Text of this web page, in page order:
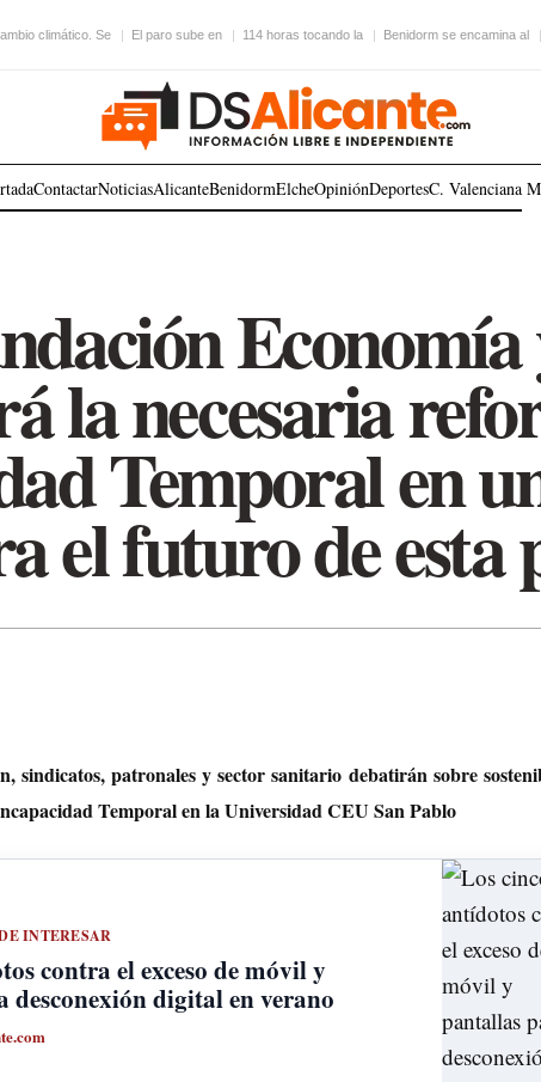
climático. Se El paro sube en 114 horas tocando la Benidorm se encamina al
ContactarNoticiasAlicanteBenidormElcheOpiniónDeportesC. Valenciana
Economía
la necesaria
Temporal en
el futuro de esta
sindicatos, patronales y sector sanitario debatirán sobre
Temporal en la Universidad CEU San Pablo
INTERESAR
contra el exceso de móvil y
desconexión digital en verano